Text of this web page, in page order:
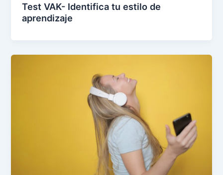
Test VAK- Identifica tu estilo de
aprendizaje